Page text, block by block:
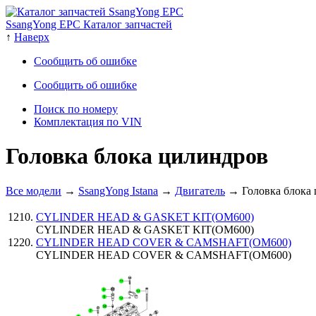
SsangYong EPC Каталог запчастей
↑ Наверх
Сообщить об ошибке
Сообщить об ошибке
Поиск по номеру
Комплектация по VIN
Головка блока цилиндров
Все модели → SsangYong Istana → Двигатель → Головка блока
CYLINDER HEAD & GASKET KIT(OM600)
CYLINDER HEAD & GASKET KIT(OM600)
CYLINDER HEAD COVER & CAMSHAFT(OM600)
CYLINDER HEAD COVER & CAMSHAFT(OM600)